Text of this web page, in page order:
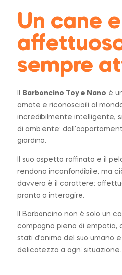
Un cane
sempre
Barboncino Toy e Nano è
amate e riconoscibili al
incredibilmente intelligente,
di ambiente:
giardino.
Il suo aspetto raffinato e il
rendono inconfondibile, ma
davvero è il carattere:
pronto a interagire.
Il Barboncino non è solo un
compagno pieno di empatia,
stati d’animo del suo umano
delicatezza a ogni situazione.